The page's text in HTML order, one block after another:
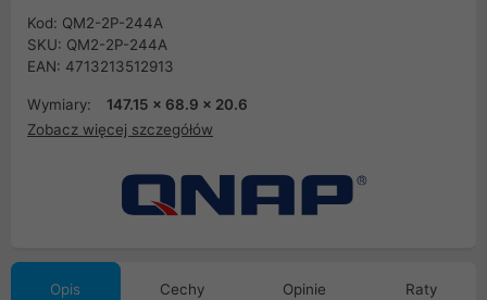
Kod: QM2-2P-244A
SKU: QM2-2P-244A
EAN: 4713213512913
Wymiary:
147.15 x 68.9 x 20.6
Zobacz więcej szczegółów
Opis Cechy Opinie Raty